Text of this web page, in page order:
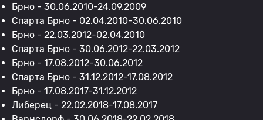
Брно - 30.06.2010-24.09.2009
Спарта Брно - 02.04.2010-30.06.2010
Брно - 22.03.2012-02.04.2010
Спарта Брно - 30.06.2012-22.03.2012
Брно - 17.08.2012-30.06.2012
Спарта Брно - 31.12.2012-17.08.2012
Брно - 17.08.2017-31.12.2012
Либерец - 22.02.2018-17.08.2017